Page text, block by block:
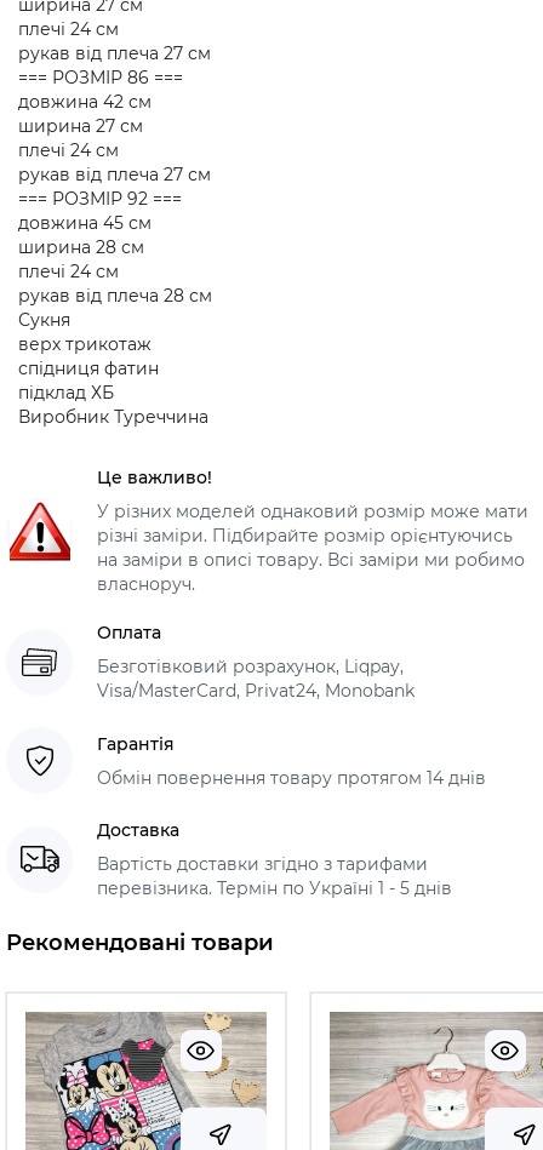
ширина 27 см
плечі 24 см
рукав від плеча 27 см
=== РОЗМІР 86 ===
довжина 42 см
ширина 27 см
плечі 24 см
рукав від плеча 27 см
=== РОЗМІР 92 ===
довжина 45 см
ширина 28 см
плечі 24 см
рукав від плеча 28 см
Сукня
верх трикотаж
спідниця фатин
підклад ХБ
Виробник Туреччина
Це важливо!
У різних моделей однаковий розмір може мати
різні заміри. Підбирайте розмір орієнтуючись
на заміри в описі товару. Всі заміри ми робимо
власноруч.
Оплата
Безготівковий розрахунок, Liqpay,
Visa/MasterCard, Privat24, Monobank
Гарантія
Обмін повернення товару протягом 14 днів
Доставка
Вартість доставки згідно з тарифами
перевізника. Термін по Україні 1 - 5 днів
Рекомендовані товари